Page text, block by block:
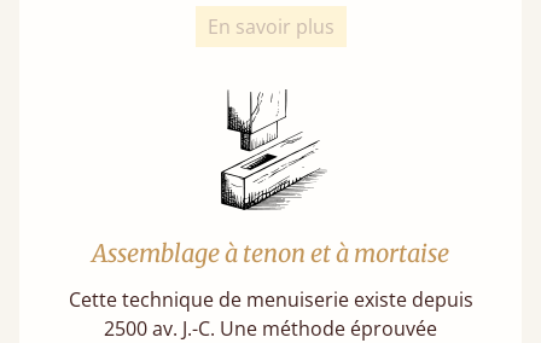
En savoir plus
Assemblage à tenon et à mortaise
Cette technique de menuiserie existe depuis
2500 av. J.-C. Une méthode éprouvée